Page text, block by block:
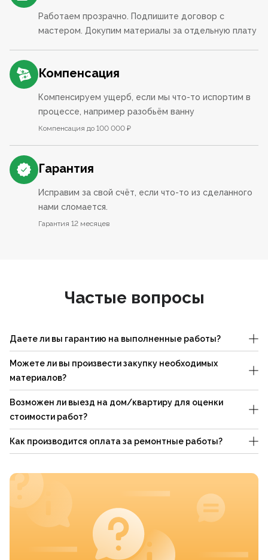
Работаем прозрачно. Подпишите договор с
мастером. Докупим материалы за отдельную плату
Компенсация
Компенсируем ущерб, если мы что-то испортим в
процессе, например разобьём ванну
Компенсация до 100 000 ₽
Гарантия
Исправим за свой счёт, если что-то из сделанного
нами сломается.
Гарантия 12 месяцев
Частые вопросы
Даете ли вы гарантию на выполненные работы?
Можете ли вы произвести закупку необходимых
материалов?
Возможен ли выезд на дом/квартиру для оценки
стоимости работ?
Как производится оплата за ремонтные работы?